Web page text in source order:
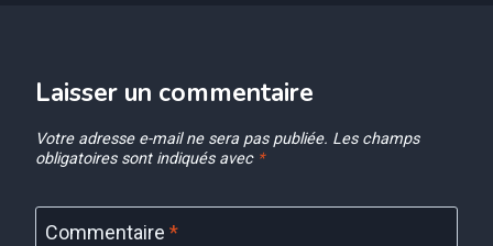
Laisser un commentaire
Votre adresse e-mail ne sera pas publiée. Les champs
obligatoires sont indiqués avec *
Commentaire *